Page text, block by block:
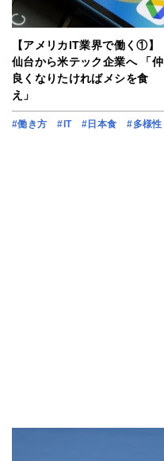
【アメリカIT業界で働く①】
仙台から米テック企業へ 「仲
良くなりたければメシを食
え」
#働き方 #IT #日本食 #多様性